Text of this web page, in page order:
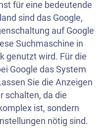
für eine bedeutende
sind das Google,
auf Google
Suchmaschine in
genutzt wird. Für die
Google das System
Sie die Anzeigen
schalten, da die
ist, sondern
nötig sind.